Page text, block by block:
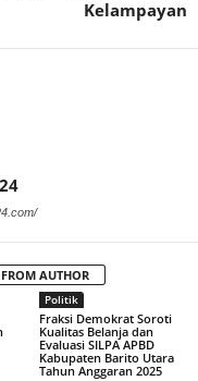
Kelampayan
AUTHOR
Politik
Fraksi Demokrat Soroti
Kualitas Belanja dan
Evaluasi SILPA APBD
Kabupaten Barito Utara
Tahun Anggaran 2025